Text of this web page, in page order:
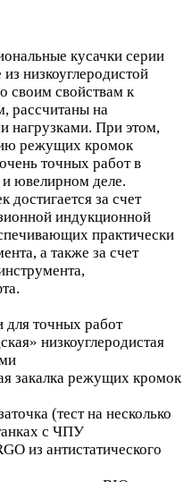
кусачки серии
низкоуглеродистой
своим свойствам к
рассчитаны на
нагрузками. При этом,
режущих кромок
точных работ в
и ювелирном деле.
достигается за счет
индукционной
практически
а также за счет
для точных работ
низкоуглеродистая
закалка режущих кромок
(тест на несколько
с ЧПУ
из антистатического